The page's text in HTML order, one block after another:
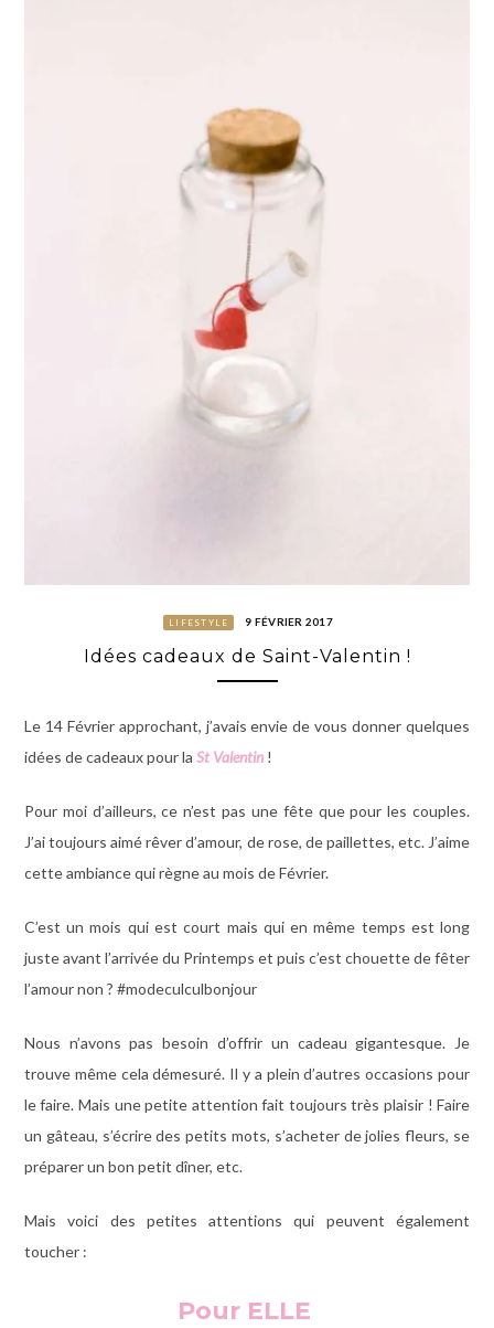
LIFESTYLE 9 FÉVRIER 2017
Idées cadeaux de Saint-Valentin !
Le 14 Février approchant, j’avais envie de vous donner quelques
idées de cadeaux pour la St Valentin!
Pour moi d’ailleurs, ce n’est pas une fête que pour les couples.
J’ai toujours aimé rêver d’amour, de rose, de paillettes, etc. J’aime
cette ambiance qui règne au mois de Février.
C’est un mois qui est court mais qui en même temps est long
juste avant l’arrivée du Printemps et puis c’est chouette de fêter
l’amour non ? #modeculculbonjour
Nous n’avons pas besoin d’offrir un cadeau gigantesque. Je
trouve même cela démesuré. Il y a plein d’autres occasions pour
le faire. Mais une petite attention fait toujours très plaisir ! Faire
un gâteau, s’écrire des petits mots, s’acheter de jolies fleurs, se
préparer un bon petit dîner, etc.
Mais voici des petites attentions qui peuvent également
toucher :
Pour ELLE